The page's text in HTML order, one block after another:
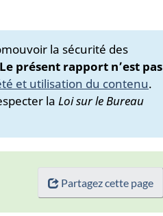
la sécurité des
Le présent rapport n’est pas
et utilisation du contenu.
la Loi sur le Bureau
Partagez cette page